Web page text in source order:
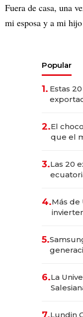
Fuera de casa, una
mi esposa y a mi
Popular
1. Estas
2.El
que el
3.Las 20
4.Más de
5.
6.La
Lundin